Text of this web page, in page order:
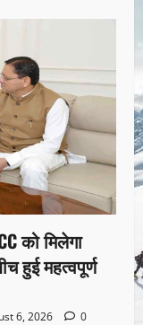
को मिलेगा
हुई महत्वपूर्ण
6, 2026
0